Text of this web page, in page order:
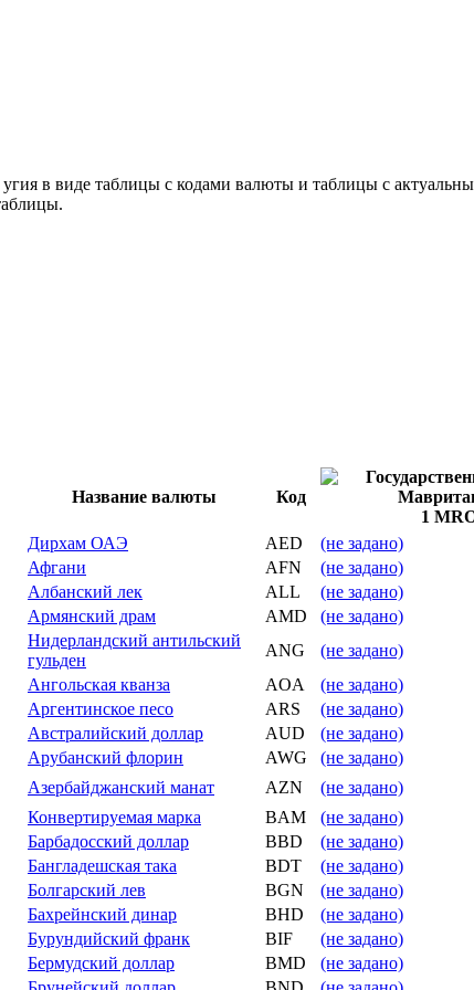
в виде таблицы с кодами валюты и таблицы с
Название валюты
Код
1
Дирхам ОАЭ
AED (не задано)
Афгани
AFN (не задано)
Албанский лек
ALL (не задано)
Армянский драм
AMD (не задано)
Нидерландский антильский
гульден
ANG (не задано)
Ангольская кванза
AOA (не задано)
Аргентинское песо
ARS (не задано)
Австралийский доллар
AUD (не задано)
Арубанский флорин
AWG (не задано)
Азербайджанский манат
AZN (не задано)
Конвертируемая марка
BAM (не задано)
Барбадосский доллар
BBD (не задано)
Бангладешская така
BDT (не задано)
Болгарский лев
BGN (не задано)
Бахрейнский динар
BHD (не задано)
Бурундийский франк
BIF (не задано)
Бермудский доллар
BMD (не задано)